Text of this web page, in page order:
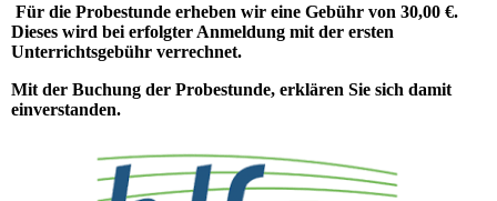
Für die Probestunde erheben wir eine Gebühr von 30,00 €.
Dieses wird bei erfolgter Anmeldung mit der ersten
Unterrichtsgebühr verrechnet.
Mit der Buchung der Probestunde, erklären Sie sich damit
einverstanden.